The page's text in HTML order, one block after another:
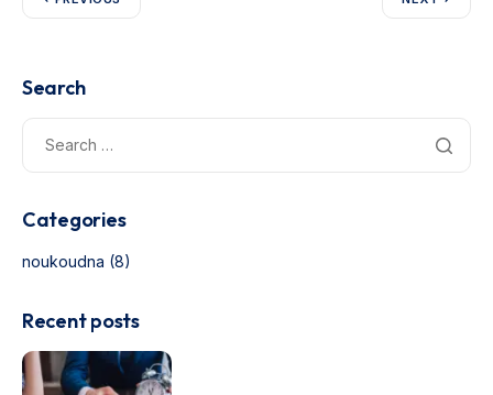
Search
Categories
noukoudna (8)
Recent posts